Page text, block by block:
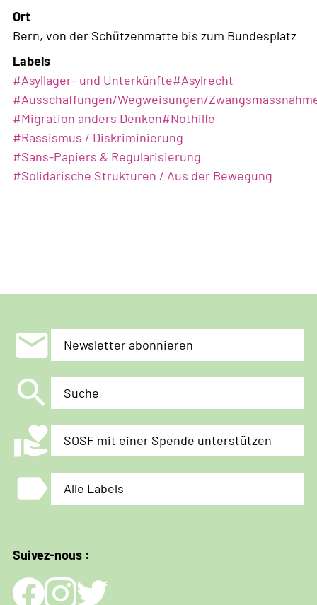
Ort
Bern, von der Schützenmatte bis zum Bundesplatz
Labels
#Asyllager- und Unterkünfte#Asylrecht
#Ausschaffungen/Wegweisungen/
#Migration anders Denken#Nothilfe
#Rassismus / Diskriminierung
#Sans-Papiers & Regularisierung
#Solidarische Strukturen / Aus der Bewegung
mail Newsletter abonnieren
search Suche
volunteer_activism SOSF mit einer Spende unterstützen
label Alle Labels
Suivez-nous :